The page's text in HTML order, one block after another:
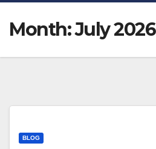
Month:July 2026
BLOG